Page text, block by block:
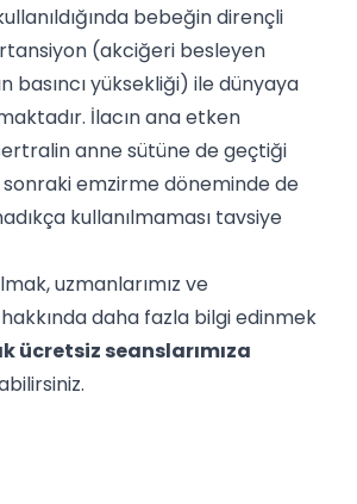
bebeğin dirençli
(akciğeri besleyen
basıncı yüksekliği) ile dünyaya
İlacın ana etken
anne sütüne de geçtiği
emzirme döneminde de
kullanılmaması tavsiye
uzmanlarımız ve
daha fazla bilgi edinmek
ücretsiz seanslarımıza